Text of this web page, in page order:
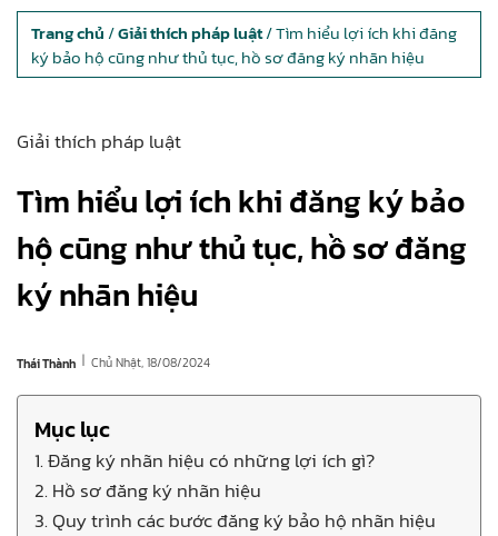
Trang chủ /Giải thích pháp luật/ Tìm hiểu lợi ích khi đăng
ký bảo hộ cũng như thủ tục, hồ sơ đăng ký nhãn hiệu
Giải thích pháp luật
Tìm hiểu lợi ích khi đăng ký bảo
hộ cũng như thủ tục, hồ sơ đăng
ký nhãn hiệu
Thái Thành | Chủ Nhật, 18/08/2024
Mục lục
1. Đăng ký nhãn hiệu có những lợi ích gì?
2. Hồ sơ đăng ký nhãn hiệu
3. Quy trình các bước đăng ký bảo hộ nhãn hiệu